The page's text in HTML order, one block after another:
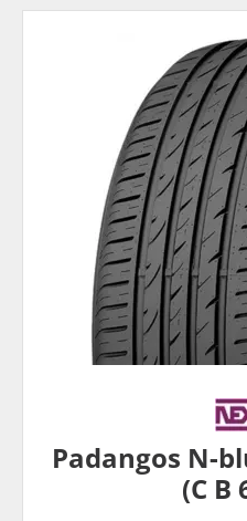
Padangos N-
(C B